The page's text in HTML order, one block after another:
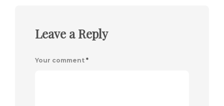
Leave a Reply
Your comment *